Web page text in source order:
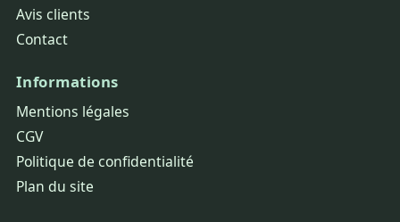
Avis clients
Contact
Informations
Mentions légales
CGV
Politique de confidentialité
Plan du site